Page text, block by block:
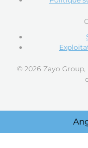
© 2026 Zayo Group,